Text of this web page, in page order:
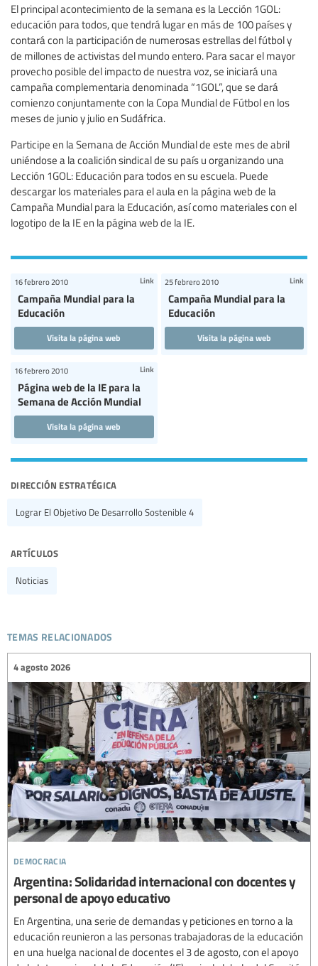
El principal acontecimiento de la semana es la Lección 1GOL:
educación para todos, que tendrá lugar en más de 100 países y
contará con la participación de numerosas estrellas del fútbol y
de millones de activistas del mundo entero. Para sacar el mayor
provecho posible del impacto de nuestra voz, se iniciará una
campaña complementaria denominada “1GOL”, que se dará
comienzo conjuntamente con la Copa Mundial de Fútbol en los
meses de junio y julio en Sudáfrica.
Participe en la Semana de Acción Mundial de este mes de abril
uniéndose a la coalición sindical de su país u organizando una
Lección 1GOL: Educación para todos en su escuela. Puede
descargar los materiales para el aula en la página web de la
Campaña Mundial para la Educación, así como materiales con el
logotipo de la IE en la página web de la IE.
Campaña Mundial para la
Educación
16 febrero 2010 Link
Visita la página web
Campaña Mundial para la
Educación
25 febrero 2010 Link
Visita la página web
Página web de la IE para la
Semana de Acción Mundial
16 febrero 2010 Link
Visita la página web
dirección estratégica
Lograr El Objetivo De Desarrollo Sostenible 4
artículos
Noticias
temas relacionados
democracia
4 agosto 2026
Argentina: Solidaridad internacional con docentes y
personal de apoyo educativo
En Argentina, una serie de demandas y peticiones en torno a la
educación reunieron a las personas trabajadoras de la educación
en una huelga nacional de docentes el 3 de agosto, con el apoyo